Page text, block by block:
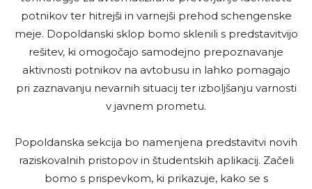
potnikov ter hitrejši in varnejši prehod schengenske
meje. Dopoldanski sklop bomo sklenili s predstavitvijo
rešitev, ki omogočajo samodejno prepoznavanje
aktivnosti potnikov na avtobusu in lahko pomagajo
pri zaznavanju nevarnih situacij ter izboljšanju varnosti
v javnem prometu.
Popoldanska sekcija bo namenjena predstavitvi novih
raziskovalnih pristopov in študentskih aplikacij. Začeli
bomo s prispevkom, ki prikazuje, kako se s